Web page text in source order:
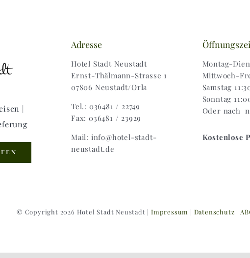
|
Adresse
Hotel Stadt Neustadt
Ernst-Thälmann-Strasse 1
07806 Neustadt/Orla
Tel.: 036481 / 22749
Fax: 036481 / 23929
Mail: info@hotel-stadt-
neustadt.de
Montag-
Mittwoch-
Samstag
Sonntag
Oder nach
Kostenlose
© Copyright 2026 Hotel Stadt Neustadt | Impressum | Datenschutz |